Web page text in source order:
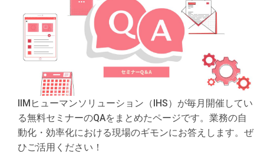
IIMヒューマンソリューション（IHS）が毎月開催してい
る無料セミナーのQAをまとめたページです。業務の自
動化・効率化における現場のギモンにお答えします。ぜ
ひご活用ください！